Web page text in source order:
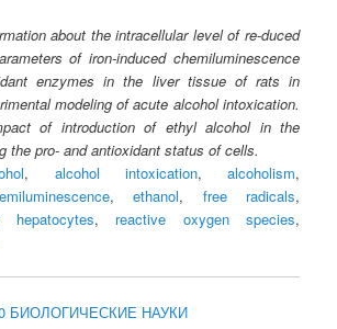
about the intracellular level of re-duced
of iron-induced chemiluminescence
enzymes in the liver tissue of rats in
modeling of acute alcohol intoxication.
of introduction of ethyl alcohol in the
the pro- and antioxidant status of cells.
, alcohol intoxication, alcoholism,
,ethanol, free radicals,
hepatocytes, reactive oxygen species,
БИОЛОГИЧЕСКИЕ НАУКИ